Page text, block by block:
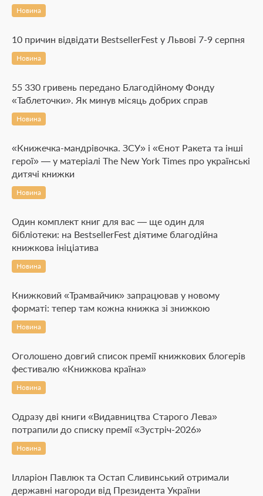
Новина
10 причин відвідати BestsellerFest у Львові 7-9 серпня
Новина
55 330 гривень передано Благодійному Фонду
«Таблеточки». Як минув місяць добрих справ
Новина
«Книжечка-мандрівочка. ЗСУ» і «Єнот Ракета та інші
герої» — у матеріалі The New York Times про українські
дитячі книжки
Новина
Один комплект книг для вас — ще один для
бібліотеки: на BestsellerFest діятиме благодійна
книжкова ініціатива
Новина
Книжковий «Трамвайчик» запрацював у новому
форматі: тепер там кожна книжка зі знижкою
Новина
Оголошено довгий список премії книжкових блогерів
фестивалю «Книжкова країна»
Новина
Одразу дві книги «Видавництва Старого Лева»
потрапили до списку премії «Зустріч-2026»
Новина
Ілларіон Павлюк та Остап Сливинський отримали
державні нагороди від Президента України